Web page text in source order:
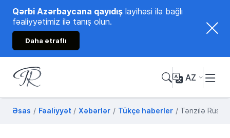
Qərbi Azərbaycana qayıdış layihəsi ilə bağlı
fəaliyyətimiz ilə tanış olun.
Daha ətraflı
Tənzilə Rüstəmxanlı
AZ
Əsas Fəaliyyət Xəbərlər Tükçe haberler Tənzilə